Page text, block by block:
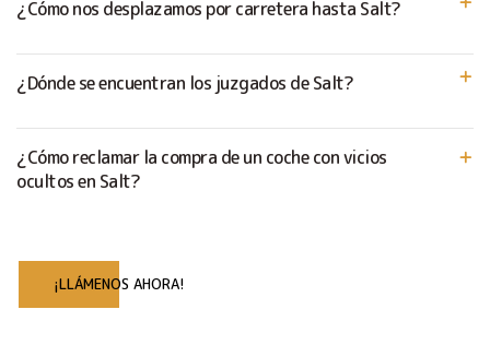
¿Cómo nos desplazamos por carretera hasta Salt?
¿Dónde se encuentran los juzgados de Salt?
¿Cómo reclamar la compra de un coche con vicios
ocultos en Salt?
¡LLÁMENOS AHORA!